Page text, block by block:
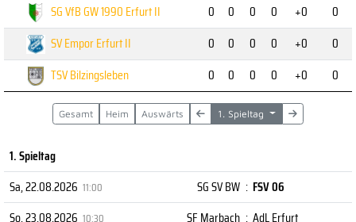
SG VfB GW 1990 Erfurt II
0 0 0 0 +0
0
SV Empor Erfurt II
0 0 0 0 +0
0
TSV Bilzingsleben
0 0 0 0 +0 0
Gesamt Heim Auswärts 1. Spieltag
1. Spieltag
Sa, 22.08.2026 11:00 SG SV BW : FSV 06
So, 23.08.2026 10:30 SF Marbach : AdL Erfurt